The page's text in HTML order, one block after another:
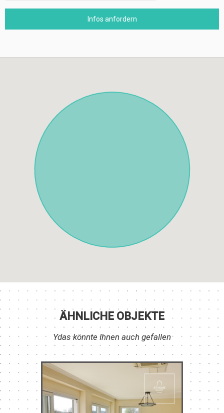
Infos anfordern
ÄHNLICHE OBJEKTE
Ydas könnte Ihnen auch gefallen